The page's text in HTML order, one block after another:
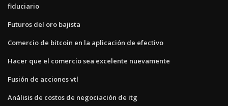
fiduciario
Futuros del oro bajista
Comercio de bitcoin en la aplicación de efectivo
Hacer que el comercio sea excelente nuevamente
Fusión de acciones vtl
Análisis de costos de negociación de itg